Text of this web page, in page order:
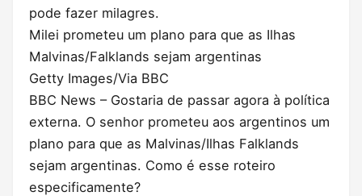
pode fazer milagres.
Milei prometeu um plano para que as Ilhas
Malvinas/Falklands sejam argentinas
Getty Images/Via BBC
BBC News – Gostaria de passar agora à política
externa. O senhor prometeu aos argentinos um
plano para que as Malvinas/Ilhas Falklands
sejam argentinas. Como é esse roteiro
especificamente?